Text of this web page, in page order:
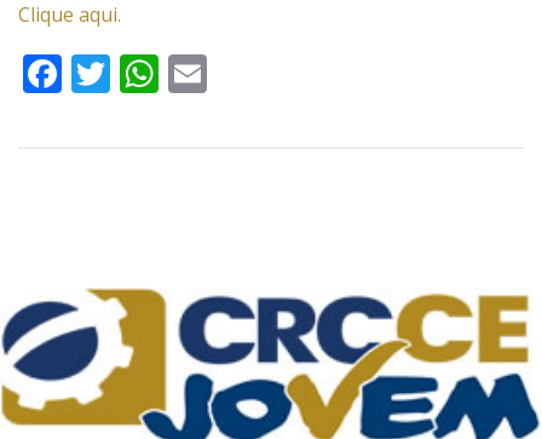
Clique aqui.
Facebook
TwitterWhatsApp